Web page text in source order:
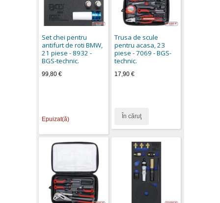
Set chei pentru
antifurt de roti BMW,
21 piese - 8932 -
BGS-technic.
99,80 €
Epuizat(ă)
Trusa de scule
pentru acasa, 23
piese - 7069 - BGS-
technic.
17,90 €
În căruţ